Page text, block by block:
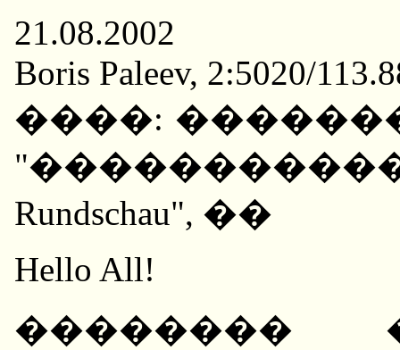
21.08.2002
Boris Paleev, 2:5020/
����:
Rundschau", ��
Hello All!
��������